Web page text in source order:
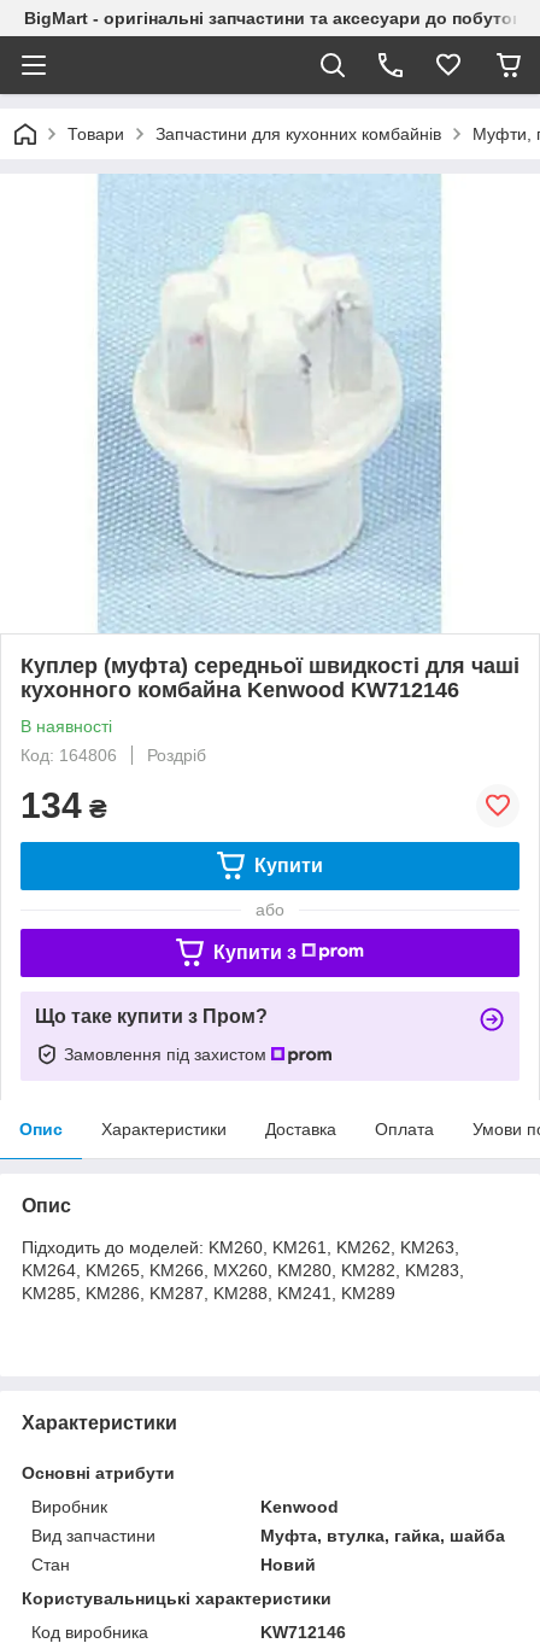
BigMart - оригінальні запчастини та аксесуари до побутової
Товари Запчастини для кухонних комбайнів Муфти,
Куплер (муфта) середньої швидкості для чаші
кухонного комбайна Kenwood KW712146
В наявності
Код: 164806
Роздріб
134 ₴
Купити
або
Купити з
Що таке купити з Пром?
Замовлення під захистом
Опис Характеристики Доставка Оплата Умови
Опис
Підходить до моделей: KM260, KM261, KM262, KM263,
KM264, KM265, KM266, MX260, KM280, KM282, KM283,
KM285, KM286, KM287, KM288, KM241, KM289
Характеристики
Основні атрибути
Виробник
Kenwood
Вид запчастини
Муфта, втулка, гайка, шайба
Стан
Новий
Користувальницькі характеристики
Код виробника
KW712146